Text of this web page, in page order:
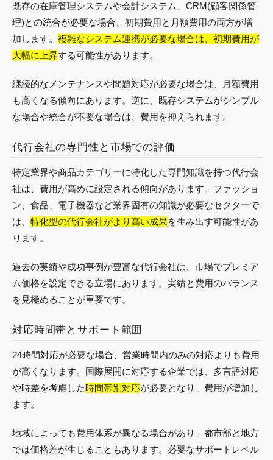
既存の在庫管理システムや会計システム、CRM(顧客関係管
理)との統合が必要な場合、初期費用と月額費用の両方が増
加します。 複雑なシステム連携が必要な場合は、初期費用が
大幅に上昇する可能性があります。
継続的なメンテナンスや問題対応が必要な場合は、月額費用
も高くなる傾向にあります。逆に、既存システムがシンプル
な場合や統合が不要な場合は、費用を抑えられます。
代行会社の専門性と市場での評価
特定業界や商品カテゴリーに特化した専門知識を持つ代行会
社は、費用が高めに設定される傾向があります。ファッショ
ン、食品、電子機器など業界固有の知識が必要なセクターで
は、 特化型の代行会社がより高い成果を生み出す可能性があ
ります。
過去の実績や成功事例が豊富な代行会社は、市場でプレミア
ム価格を設定できる立場にあります。実績と費用のバランス
を見極めることが重要です。
対応時間帯とサポート範囲
24時間対応が必要な場合、営業時間内のみの対応よりも費用
が高くなります。国際展開に対応する企業では、多言語対応
や時差を考慮した時間帯別対応が必要となり、費用が増加し
ます。
地域によっても費用体系が異なる場合があり、都市部と地方
では価格差が生じることもあります。必要なサポートレベル